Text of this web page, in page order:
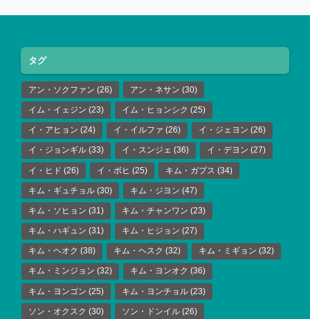
タグ
アン・ソクファン (26) アン・ネサン (30)
イム・イェジン (23) イム・ヒョンシク (25)
イ・アヒョン (24) イ・イルファ (26) イ・ジェヨン (26)
イ・ジョンギル (33) イ・スンジェ (36) イ・デヨン (27)
イ・ヒド (26) イ・ボヒ (25) キム・ガプス (34)
キム・ギュチョル (30) キム・ジヨン (47)
キム・ソヒョン (31) キム・チャンワン (23)
キム・ハギュン (31) キム・ヒジョン (27)
キム・ヘオク (38) キム・ヘスク (32) キム・ミギョン (32)
キム・ミンジョン (32) キム・ヨンオク (36)
キム・ヨンゴン (25) キム・ヨンチョル (23)
ソン・オクスク (30) ソン・ドンイル (26)